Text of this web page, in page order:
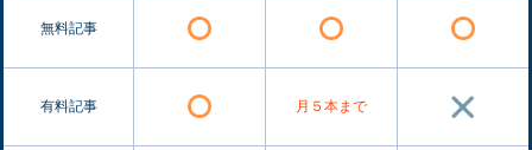
無料記事
有料記事 月５本まで